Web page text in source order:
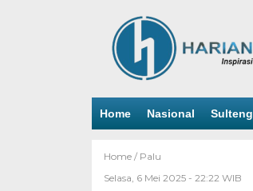
Home Nasional Sulteng
Home / Palu
Selasa, 6 Mei 2025 - 22:22 WIB